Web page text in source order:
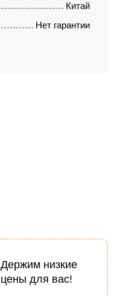
Китай
Нет гарантии
Держим низкие
цены для вас!